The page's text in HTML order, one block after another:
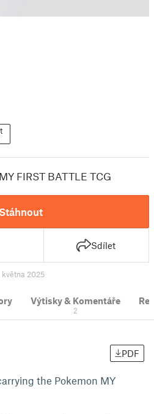
FIRST BATTLE TCG
Stáhnout
Sdílet
2025
Výtisky & Komentáře
2
PDF
the Pokemon MY